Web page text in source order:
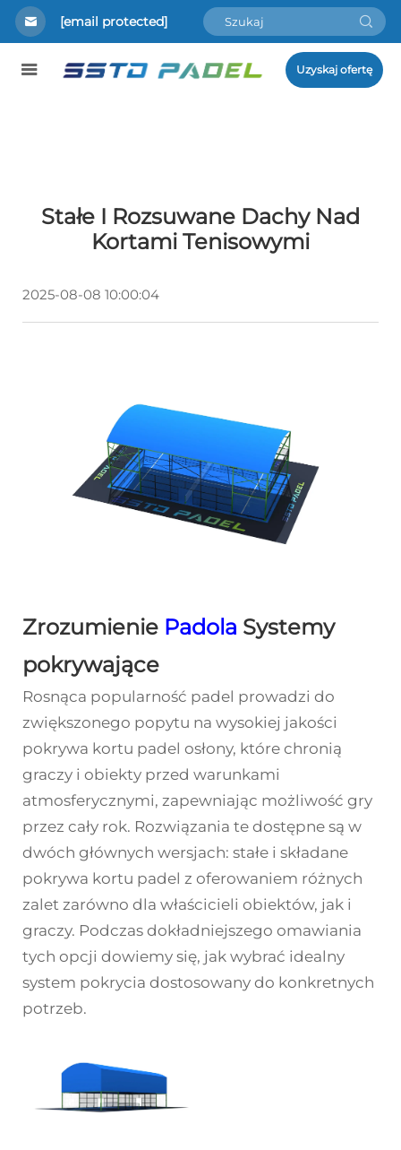
[email protected]
Uzyskaj ofertę
Stałe I Rozsuwane Dachy Nad
Kortami Tenisowymi
2025-08-08 10:00:04
Zrozumienie Padola Systemy
pokrywające
Rosnąca popularność padel prowadzi do
zwiększonego popytu na wysokiej jakości
pokrywa kortu padel osłony, które chronią
graczy i obiekty przed warunkami
atmosferycznymi, zapewniając możliwość gry
przez cały rok. Rozwiązania te dostępne są w
dwóch głównych wersjach: stałe i składane
pokrywa kortu padel z oferowaniem różnych
zalet zarówno dla właścicieli obiektów, jak i
graczy. Podczas dokładniejszego omawiania
tych opcji dowiemy się, jak wybrać idealny
system pokrycia dostosowany do konkretnych
potrzeb.